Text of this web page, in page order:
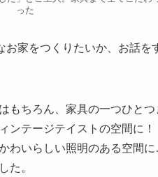
った
家をつくりたいか、お話を
もちろん、家具の一つひと
ンテージテイストの空間に！
わいらしい照明のある空間
た。